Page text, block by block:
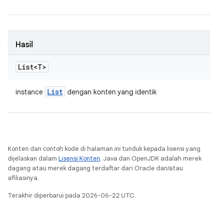
Hasil
List<T>
instance List dengan konten yang identik
Konten dan contoh kode di halaman ini tunduk kepada lisensi yang
dijelaskan dalam Lisensi Konten. Java dan OpenJDK adalah merek
dagang atau merek dagang terdaftar dari Oracle dan/atau
afiliasinya.
Terakhir diperbarui pada 2026-06-22 UTC.